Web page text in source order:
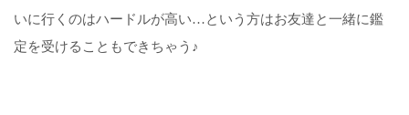
いに行くのはハードルが高い…という方はお友達と一緒に鑑
定を受けることもできちゃう♪